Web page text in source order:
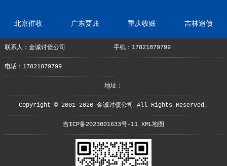
北京催收 广东要账 重庆收账 吉林追债
联系人：金诚讨债公司 手机：17821879799
电话：17821879799
地址：
Copyright © 2001-2026 金诚讨债公司 All Rights Reserved.
吉ICP备2023001633号-11 XML地图